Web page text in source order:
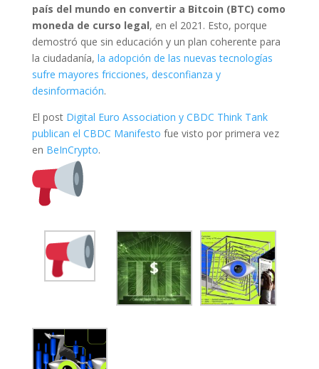
país del mundo en convertir a Bitcoin (BTC) como
moneda de curso legal, en el 2021. Esto, porque
demostró que sin educación y un plan coherente para
la ciudadanía, la adopción de las nuevas tecnologías
sufre mayores fricciones, desconfianza y
desinformación.
El post Digital Euro Association y CBDC Think Tank
publican el CBDC Manifesto fue visto por primera vez
en BeInCrypto.